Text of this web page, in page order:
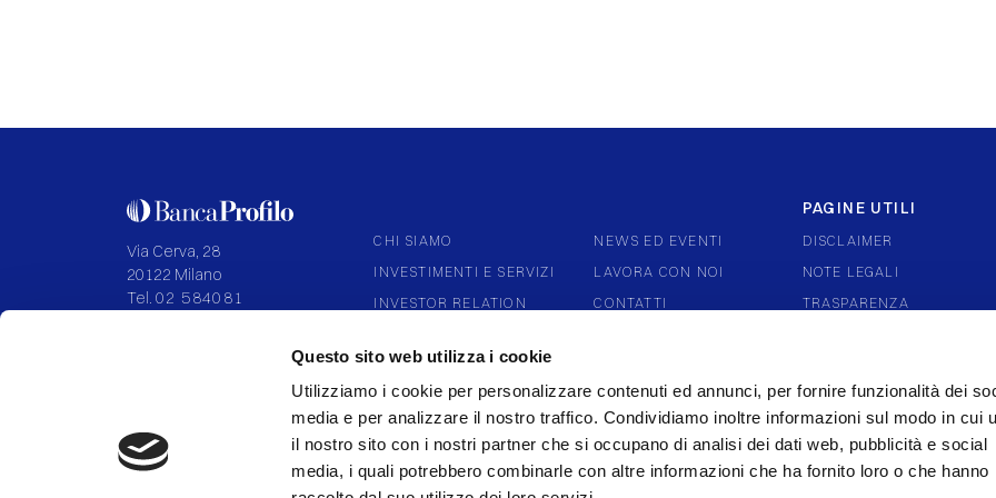
Questo sito web utilizza i cookie
Utilizziamo i cookie per personalizzare contenuti ed annunci, per fornire funzionalità dei
media e per analizzare il nostro traffico. Condividiamo inoltre informazioni sul modo in cui
il nostro sito con i nostri partner che si occupano di analisi dei dati web, pubblicità e social
media, i quali potrebbero combinarle con altre informazioni che ha fornito loro o che hanno
Via Cerva, 28
20122 Milano
Tel. 02 584081
Capitale I.V. 136.994.027,92
CHI SIAMO
INVESTIMENTI E SERVIZI
INVESTOR RELATION
PARTNERSHIP
NEWS ED EVENTI
LAVORA CON NOI
CONTATTI
PAGINE UTILI
DISCLAIMER
NOTE LEGALI
TRASPARENZA
COOKIE POLICY
SEGUICI SU